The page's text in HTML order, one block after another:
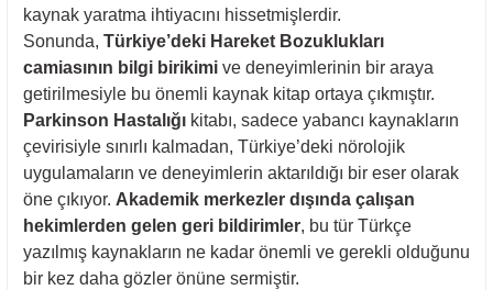
kaynak yaratma ihtiyacını hissetmişlerdir.
Sonunda, Türkiye’deki Hareket Bozuklukları
camiasının bilgi birikimi ve deneyimlerinin bir araya
getirilmesiyle bu önemli kaynak kitap ortaya çıkmıştır.
Parkinson Hastalığı kitabı, sadece yabancı kaynakların
çevirisiyle sınırlı kalmadan, Türkiye’deki nörolojik
uygulamaların ve deneyimlerin aktarıldığı bir eser olarak
öne çıkıyor. Akademik merkezler dışında çalışan
hekimlerden gelen geri bildirimler, bu tür Türkçe
yazılmış kaynakların ne kadar önemli ve gerekli olduğunu
bir kez daha gözler önüne sermiştir.